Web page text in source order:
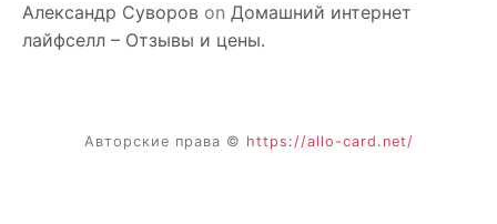
Александр Суворов on Домашний интернет
лайфселл – Отзывы и цены.
Авторские права © https://allo-card.net/